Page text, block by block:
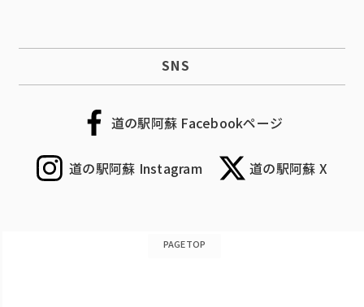
SNS
道の駅阿蘇 Facebookページ
道の駅阿蘇 Instagram 道の駅阿蘇 X
PAGETOP